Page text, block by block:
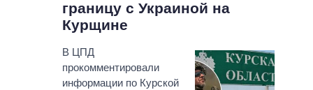
границу с Украиной на
Курщине
В ЦПД
прокомментировали
информации по Курской